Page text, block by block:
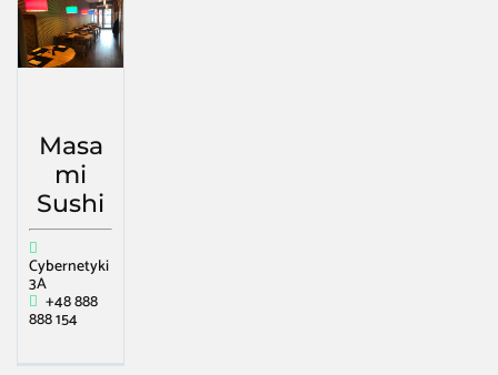
Masa
mi
Sushi
Cybernetyki
3A
+48 888
888 154